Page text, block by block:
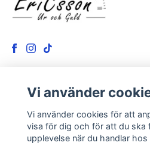
LÄS MER
Kontakt
Om oss
Vi använder
Vi använder cookies för att
visa för dig och för att du ska
upplevelse när du handlar hos